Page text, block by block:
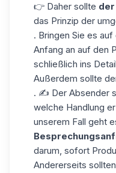
👉 Daher sollte
das Prinzip der
. Bringen Sie es
Anfang an auf den
schließlich ins
Außerdem sollte
. ✍️ Der Absender
welche Handlung
unserem Fall geht
darum, sofort
Andererseits